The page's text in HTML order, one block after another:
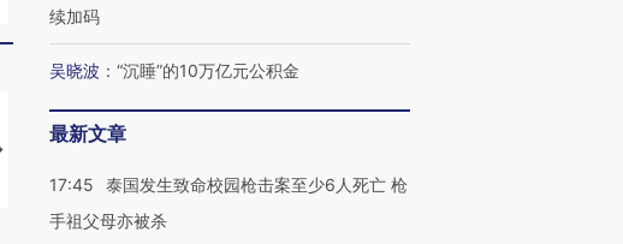
【推广】走进第四届链博
【特别呈现】寻找100种
有意思的生活方式·第三对
CFO：不靠规模取胜，华
住三大增长引擎是什么？
续加码
吴晓波 ： “沉睡”的10万亿元公积金
最新文章
17:45
泰国发生致命校园枪击案至少6人死亡 枪
手祖父母亦被杀